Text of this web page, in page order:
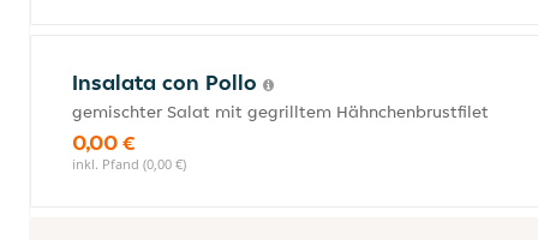
Insalata con Pollo
gemischter Salat mit gegrilltem Hähnchenbrustfilet
0,00 €
inkl. Pfand (0,00 €)